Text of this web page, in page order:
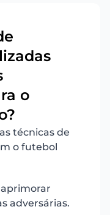
o
técnicas de
o futebol
aprimorar
adversárias.